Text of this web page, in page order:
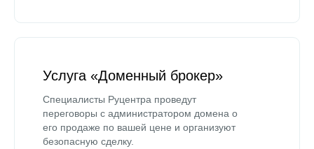
Услуга «Доменный брокер»
Специалисты Руцентра проведут
переговоры с администратором домена о
его продаже по вашей цене и организуют
безопасную сделку.